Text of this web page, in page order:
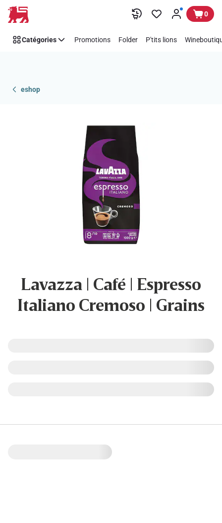
Passer 0
Catégories Promotions Folder P'tits lions
eshop
Lavazza | Café | Espresso
Italiano Cremoso | Grains